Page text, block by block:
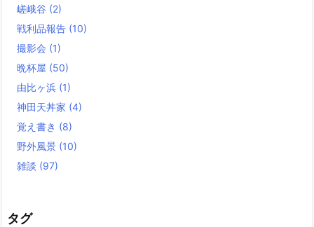
嵯峨谷 (2)
戦利品報告 (10)
撮影会 (1)
晩杯屋 (50)
由比ヶ浜 (1)
神田天丼家 (4)
覚え書き (8)
野外風景 (10)
雑談 (97)
タグ